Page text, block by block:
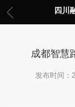
四川
成都智慧
发布时间：